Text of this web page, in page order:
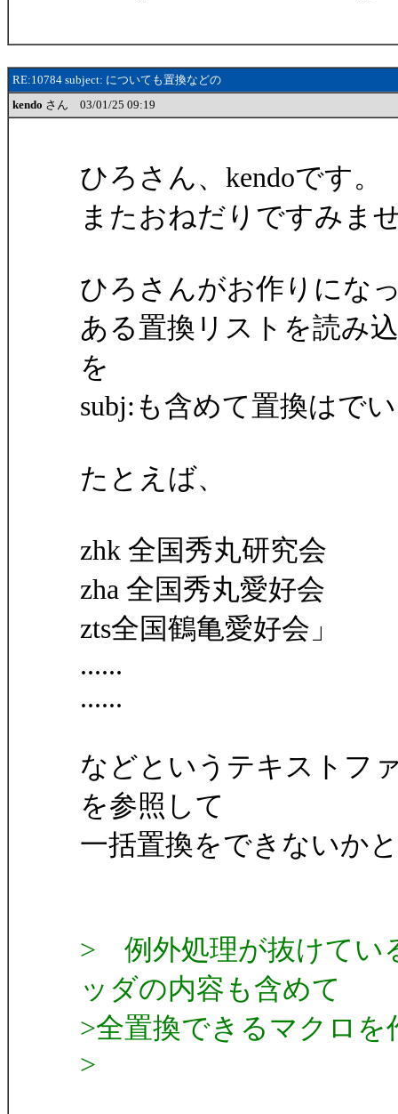
RE:10784 subject: についても置換などの
kendo さん 03/01/25 09:19
ひろさん、kendoです。
またおねだりですみま
ひろさんがお作りにな
ある置換リストを読み
を
subj:も含めて置換はで
たとえば、
zhk 全国秀丸研究会
zha 全国秀丸愛好会
zts全国鶴亀愛好会」
......
......
などというテキストフ
を参照して
一括置換をできないか
> 例外処理が抜けてい
ッダの内容も含めて
>全置換できるマクロ
>